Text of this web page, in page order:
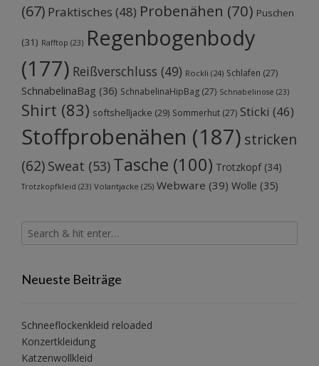
(67) Praktisches (48) Probenähen (70) Puschen
(31) Rafftop (23) Regenbogenbody
(177) Reißverschluss (49) Röckli (24) Schlafen (27)
SchnabelinaBag (36) SchnabelinaHipBag (27) Schnabelinose (23)
Shirt (83) softshelljacke (29) Sommerhut (27) Sticki (46)
Stoffprobenähen (187) stricken
(62) Sweat (53) Tasche (100) Trotzkopf(34)
Trotzkopfkleid (23) Volantjacke (25) Webware (39) Wolle (35)
Neueste Beiträge
Schneeflockenkleid reloaded
Konzertkleidung
Katzenwollkleid